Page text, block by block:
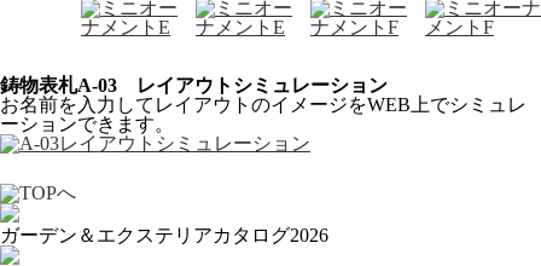
鋳物表札A-03 レイアウトシミュレーション
お名前を入力してレイアウトのイメージをWEB上でシミュレ
ーションできます。
ガーデン＆エクステリアカタログ2026